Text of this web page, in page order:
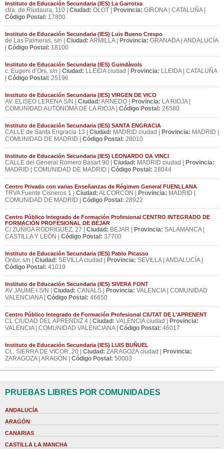
Instituto de Educación Secundaria (IES) La Garrotxa
ctra. de Riudaura, 110 | Ciudad: OLOT | Provincia: GIRONA | CATALUÑA |
Código Postal: 17800
Instituto de Educación Secundaria (IES) Luis Bueno Crespo
de Las Palmeras, s/n | Ciudad: ARMILLA | Provincia: GRANADA | ANDALUCÍA
Código Postal: 18100
Instituto de Educación Secundaria (IES) Guindàvols
c. Eugeni d’Ors, s/n | Ciudad: LLEIDA ciudad | Provincia: LLEIDA | CATALUÑA
Código Postal: 25196
Instituto de Educación Secundaria (IES) VIRGEN DE VICO
AV. ELISEO LERENA S/N | Ciudad: ARNEDO | Provincia: LA RIOJA |
COMUNIDAD AUTÓNOMA DE LA RIOJA | Código Postal: 26580
Instituto de Educación Secundaria (IES) SANTA ENGRACIA
CALLE de Santa Engracia 13 | Ciudad: MADRID ciudad | Provincia: MADRID |
COMUNIDAD DE MADRID | Código Postal: 28010
Instituto de Educación Secundaria (IES) LEONARDO DA VINCI
CALLE del General Romero Basart 90 | Ciudad: MADRID ciudad |
Provincia:
MADRID | COMUNIDAD DE MADRID | Código Postal: 28044
Centro Privado con varias Enseñanzas de Régimen General FUENLLANA
TRVA Fuente Cisneros 1 | Ciudad: ALCORCON | Provincia: MADRID |
COMUNIDAD DE MADRID | Código Postal: 28922
Centro Público Integrado de Formación Profesional CENTRO INTEGRADO DE
FORMACIÓN PROFESIONAL DE BÉJAR
C/ ZÚÑIGA RODRÍGUEZ, 27 | Ciudad: BEJAR | Provincia: SALAMANCA |
CASTILLA Y LEÓN | Código Postal: 37700
Instituto de Educación Secundaria (IES) Pablo Picasso
Ontur, s/n | Ciudad: SEVILLA ciudad | Provincia: SEVILLA | ANDALUCÍA |
Código Postal: 41019
Instituto de Educación Secundaria (IES) SIVERA FONT
AV JAUME I S/N | Ciudad: CANALS | Provincia: VALENCIA | COMUNIDAD
VALENCIANA | Código Postal: 46650
Centro Público Integrado de Formación Profesional CIUTAT DE L’APRENENT
CL CIUDAD DEL APRENDIZ 4 | Ciudad: VALENCIA ciudad |
Provincia:
VALENCIA | COMUNIDAD VALENCIANA | Código Postal: 46017
Instituto de Educación Secundaria (IES) LUIS BUÑUEL
CL. SIERRA DE VICOR, 20 | Ciudad: ZARAGOZA ciudad |
Provincia:
ZARAGOZA | ARAGÓN | Código Postal: 50003
PRUEBAS LIBRES POR COMUNIDADES
ANDALUCÍA
ARAGÓN
CANARIAS
CASTILLA LA MANCHA